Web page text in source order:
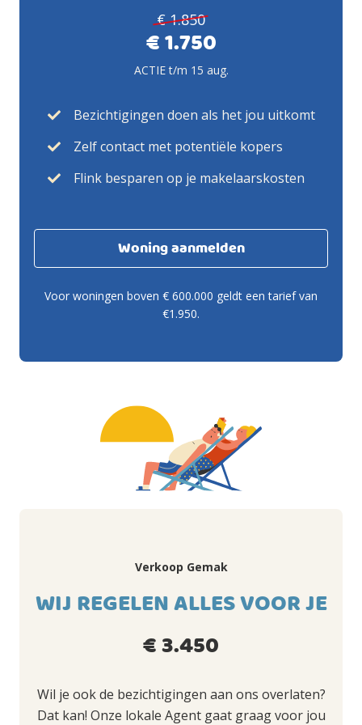
€ 1.850
€ 1.750
ACTIE t/m 15 aug.
Bezichtigingen doen als het jou uitkomt
Zelf contact met potentiële kopers
Flink besparen op je makelaarskosten
Woning aanmelden
Voor woningen boven € 600.000 geldt een tarief van
€1.950.
Verkoop Gemak
WIJ REGELEN ALLES VOOR JE
€ 3.450
Wil je ook de bezichtigingen aan ons overlaten?
Dat kan! Onze lokale Agent gaat graag voor jou